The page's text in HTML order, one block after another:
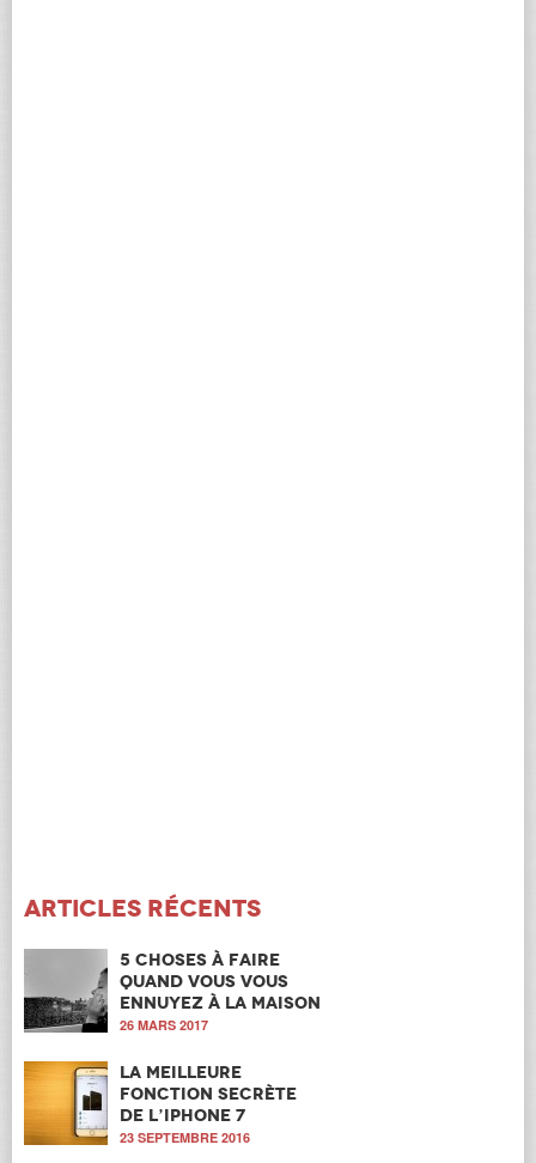
Articles récents
5 choses à faire
quand vous vous
ennuyez à la maison
26 MARS 2017
La meilleure
fonction secrète
de l’iPhone 7
23 SEPTEMBRE 2016